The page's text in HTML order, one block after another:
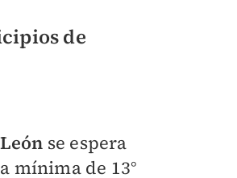
de
León se espera
mínima de 13°